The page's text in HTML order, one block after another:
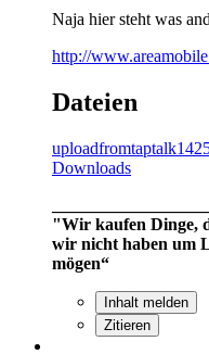
Naja hier steht was
http://
Dateien
Downloads
"Wir kaufen Dinge,
wir nicht haben um
mögen“
Inhalt melden
Zitieren